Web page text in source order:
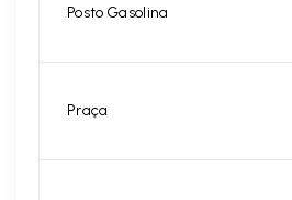
Posto Gasolina
Praça